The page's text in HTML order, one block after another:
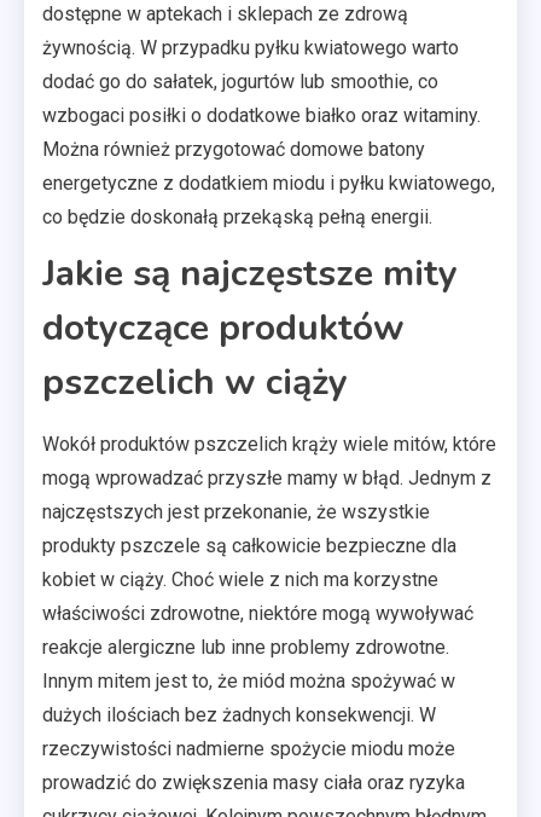
dostępne w aptekach i sklepach ze zdrową
żywnością. W przypadku pyłku kwiatowego warto
dodać go do sałatek, jogurtów lub smoothie, co
wzbogaci posiłki o dodatkowe białko oraz witaminy.
Można również przygotować domowe batony
energetyczne z dodatkiem miodu i pyłku kwiatowego,
co będzie doskonałą przekąską pełną energii.
Jakie są najczęstsze mity
dotyczące produktów
pszczelich w ciąży
Wokół produktów pszczelich krąży wiele mitów, które
mogą wprowadzać przyszłe mamy w błąd. Jednym z
najczęstszych jest przekonanie, że wszystkie
produkty pszczele są całkowicie bezpieczne dla
kobiet w ciąży. Choć wiele z nich ma korzystne
właściwości zdrowotne, niektóre mogą wywoływać
reakcje alergiczne lub inne problemy zdrowotne.
Innym mitem jest to, że miód można spożywać w
dużych ilościach bez żadnych konsekwencji. W
rzeczywistości nadmierne spożycie miodu może
prowadzić do zwiększenia masy ciała oraz ryzyka